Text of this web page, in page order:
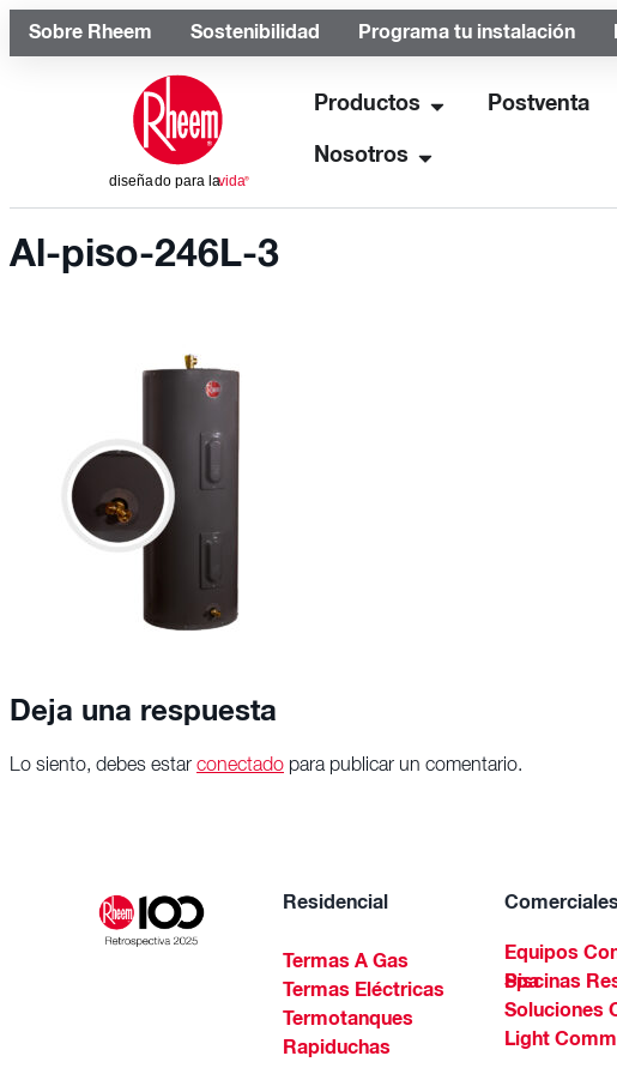
Sobre Rheem Sostenibilidad Programa tu instalación
Productos Postventa
Nosotros
Al-piso-246L-3
Deja una respuesta
Lo siento, debes estar conectado para publicar un comentario.
Residencial
Termas A Gas
Termas Eléctricas
Termotanques
Rapiduchas
Comerciales
Equipos
Piscinas Residenciales Y Spa
Soluciones
Light